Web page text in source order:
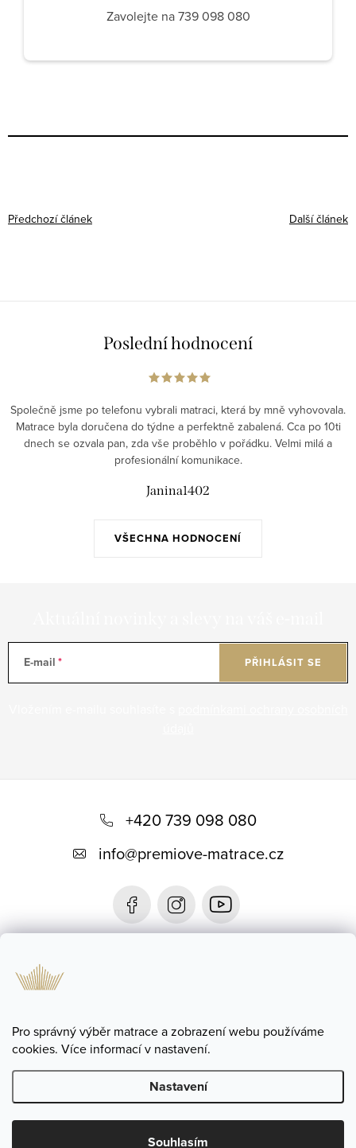
Pro správný výběr matrace a zobrazení webu používáme
cookies. Více informací v nastavení.
Nastavení
Souhlasím
Zavolejte na 739 098 080
Předchozí článek Další článek
Poslední hodnocení
VŠECHNA HODNOCENÍ
Společně jsme po telefonu vybrali matraci, která by mně vyhovovala.
Matrace byla doručena do týdne a perfektně zabalená. Cca po 10ti
dnech se ozvala pan, zda vše proběhlo v pořádku. Velmi milá a
profesionální komunikace.
Janina1402
E-mail PŘIHLÁSIT SE
í
Informace
+420 739 098 080
info@premiove-matrace.cz
Copyright 2026Prémiové Matrace. Všechna práva vyhrazena.